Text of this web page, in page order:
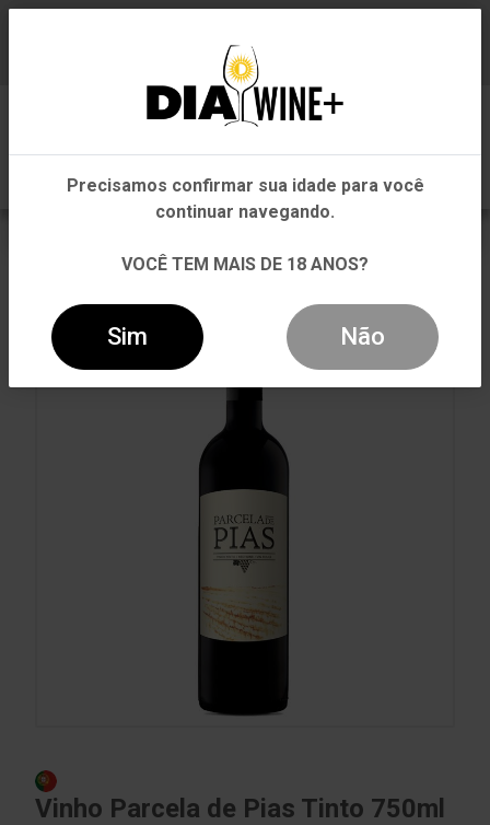
VINHO PARCELA DE PIAS TINTO 750ML
Vinho Parcela de Pias Tinto 750ml
Em que Estado você está?
Pernambuco
Outros Estados
Precisamos confirmar sua idade para você
continuar navegando.
VOCÊ TEM MAIS DE 18 ANOS?
Sim Não